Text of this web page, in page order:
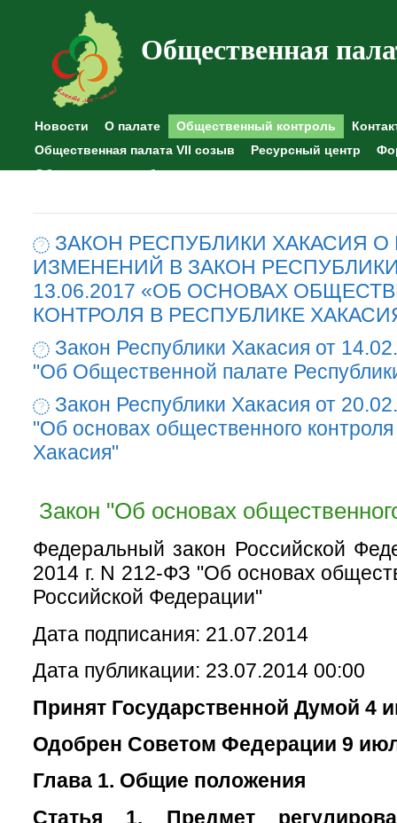
Общественная
Новости О палате Общественный контроль
Общественная палата VII созыв
Ресурсный центр
Общественные наблюдения
ЗАКОН РЕСПУБЛИКИ ХАКАСИЯ
ИЗМЕНЕНИЙ В ЗАКОН
13.06.2017 «ОБ ОСНОВАХ
КОНТРОЛЯ В РЕСПУБЛИКЕ
Закон Республики Хакасия от
"Об Общественной палате
Закон Республики Хакасия от
"Об основах общественного
Хакасия"
Закон "Об основах
Федеральный закон Российской
2014 г. N 212-ФЗ "Об основах
Российской Федерации"
Дата подписания: 21.07.2014
Дата публикации: 23.07.2014 00:00
Принят Государственной Думой 4
Одобрен Советом Федерации 9
Глава 1. Общие положения
Статья 1. Предмет